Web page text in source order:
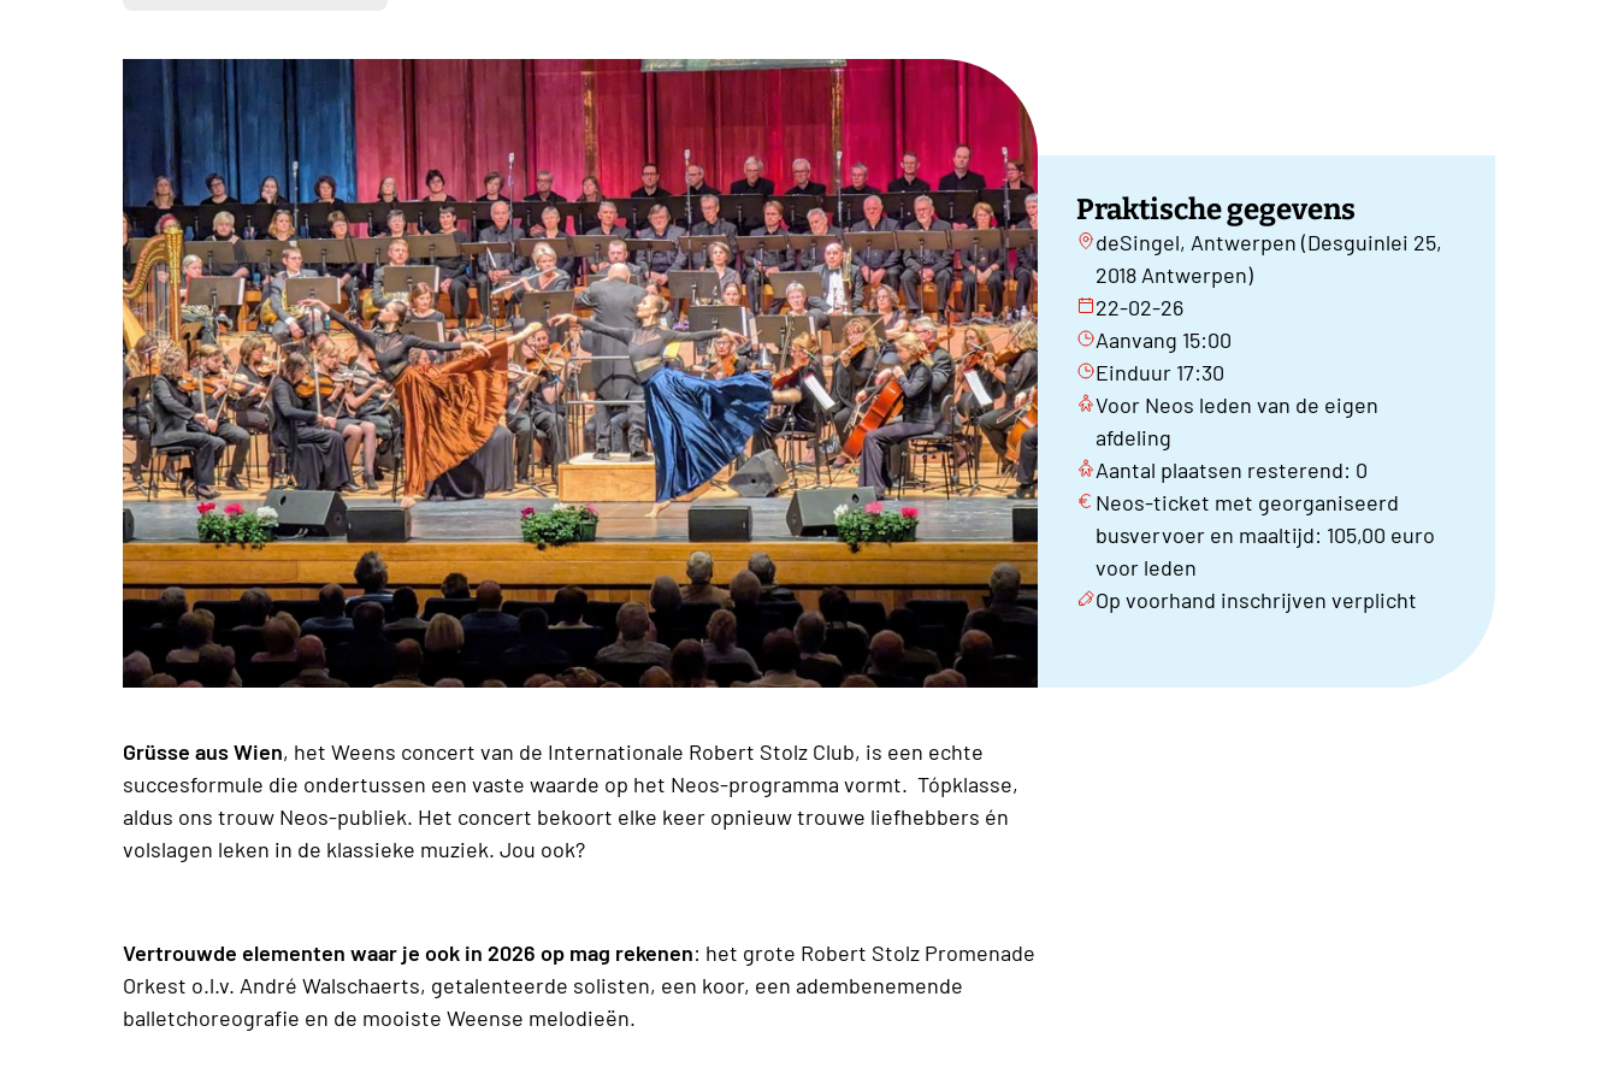
Praktische gegevens
deSingel, Antwerpen (Desguinlei 25,
2018 Antwerpen)
22-02-26
Aanvang 15:00
Einduur 17:30
Voor Neos leden van de eigen
afdeling
Aantal plaatsen resterend: 0
Neos-ticket met georganiseerd
busvervoer en maaltijd: 105,00 euro
voor leden
Op voorhand inschrijven verplicht
Grüsse aus Wien, het Weens concert van de Internationale Robert Stolz Club, is een echte
succesformule die ondertussen een vaste waarde op het Neos-programma vormt. Tópklasse,
aldus ons trouw Neos-publiek. Het concert bekoort elke keer opnieuw trouwe liefhebbers én
volslagen leken in de klassieke muziek. Jou ook?
Vertrouwde elementen waar je ook in 2026 op mag rekenen: het grote Robert Stolz Promenade
Orkest o.l.v. André Walschaerts, getalenteerde solisten, een koor, een adembenemende
balletchoreografie en de mooiste Weense melodieën.